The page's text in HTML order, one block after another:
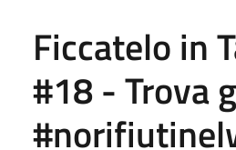
Ficcatelo in
#18 - Trova